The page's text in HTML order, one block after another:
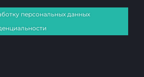
персональных данных